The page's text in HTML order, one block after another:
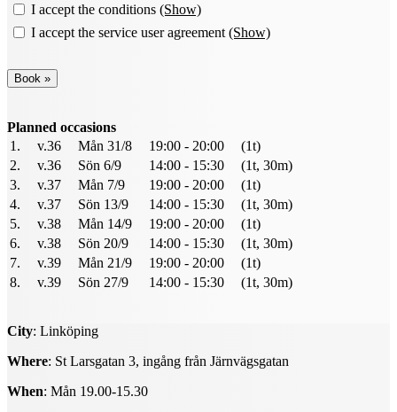
I accept the conditions (Show)
I accept the service user agreement (Show)
Planned occasions
1.
v.36 Mån 31/8 19:00 - 20:00
(1t)
2.
v.36 Sön 6/9 14:00 - 15:30
(1t, 30m)
3.
v.37 Mån 7/9 19:00 - 20:00
(1t)
4.
v.37 Sön 13/9 14:00 - 15:30
(1t, 30m)
5.
v.38 Mån 14/9 19:00 - 20:00
(1t)
6.
v.38 Sön 20/9 14:00 - 15:30
(1t, 30m)
7.
v.39 Mån 21/9 19:00 - 20:00
(1t)
8.
v.39 Sön 27/9 14:00 - 15:30 (1t, 30m)
City: Linköping
Where: St Larsgatan 3, ingång från Järnvägsgatan
When: Mån 19.00-15.30